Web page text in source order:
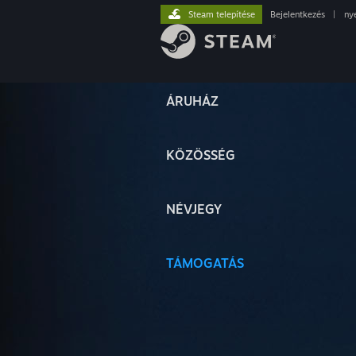
ÁRUHÁZ
KÖZÖSSÉG
NÉVJEGY
TÁMOGATÁS
Steam telepítése Bejelentkezés